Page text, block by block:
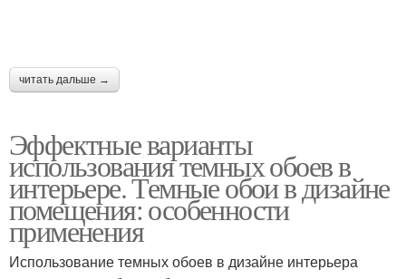
читать дальше →
Эффектные варианты
использования темных обоев в
интерьере. Темные обои в дизайне
помещения: особенности
применения
Использование темных обоев в дизайне интерьера